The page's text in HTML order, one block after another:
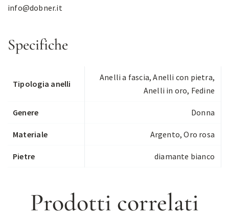
info@dobner.it
Specifiche
Tipologia anelli
Anelli a fascia,Anelli con pietra,
Anelli in oro, Fedine
Genere Donna
Materiale Argento, Oro rosa
Pietre diamante bianco
Prodotti correlati